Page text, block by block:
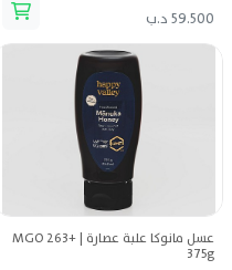
59.500 د.ب
عسل مانوكا علبة عصارة MGO 263+ |
375g